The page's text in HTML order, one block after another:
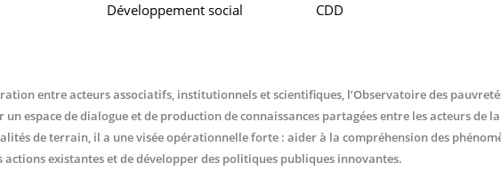
Développement social
CDD
entre acteurs associatifs, institutionnels et scientifiques, l’Observatoire des
un espace de dialogue et de production de connaissances partagées entre les acteurs de
de terrain, il a une visée opérationnelle forte : aider à la compréhension des
actions existantes et de développer des politiques publiques innovantes.